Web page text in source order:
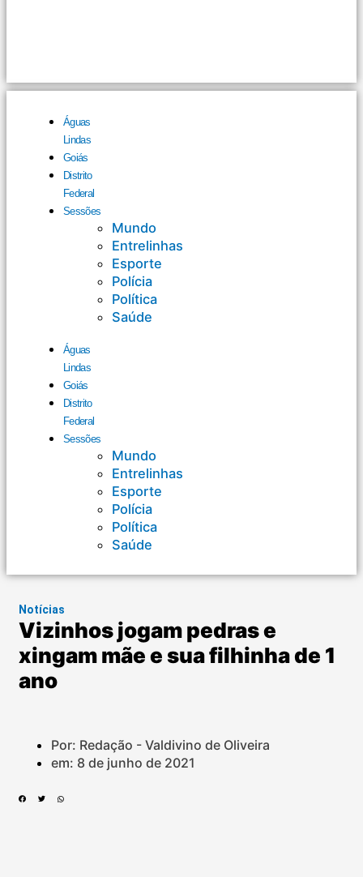
Águas
Lindas
Goiás
Distrito
Federal
Sessões
Mundo
Entrelinhas
Esporte
Polícia
Política
Saúde
Águas
Lindas
Goiás
Distrito
Federal
Sessões
Mundo
Entrelinhas
Esporte
Polícia
Política
Saúde
Notícias
Vizinhos jogam pedras e
xingam mãe e sua filhinha de 1
ano
Por: Redação - Valdivino de Oliveira
em: 8 de junho de 2021